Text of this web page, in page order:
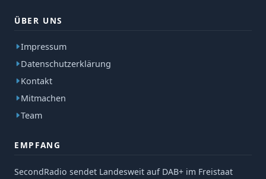
ÜBER UNS
Impressum
Datenschutzerklärung
Kontakt
Mitmachen
Team
EMPFANG
SecondRadio sendet Landesweit auf DAB+ im Freistaat